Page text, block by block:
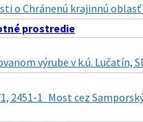
o Chránenú krajinnú oblasť
prostredie
výrube v k.ú. Lučatín,
2451-1_Most cez